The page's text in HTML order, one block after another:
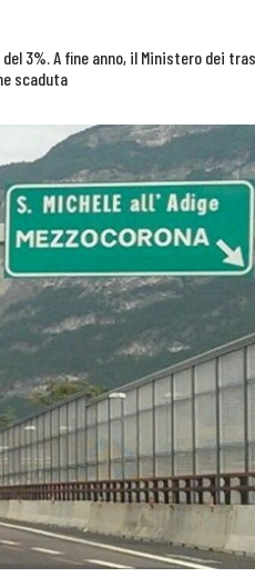
3%. A fine anno, il Ministero dei
scaduta